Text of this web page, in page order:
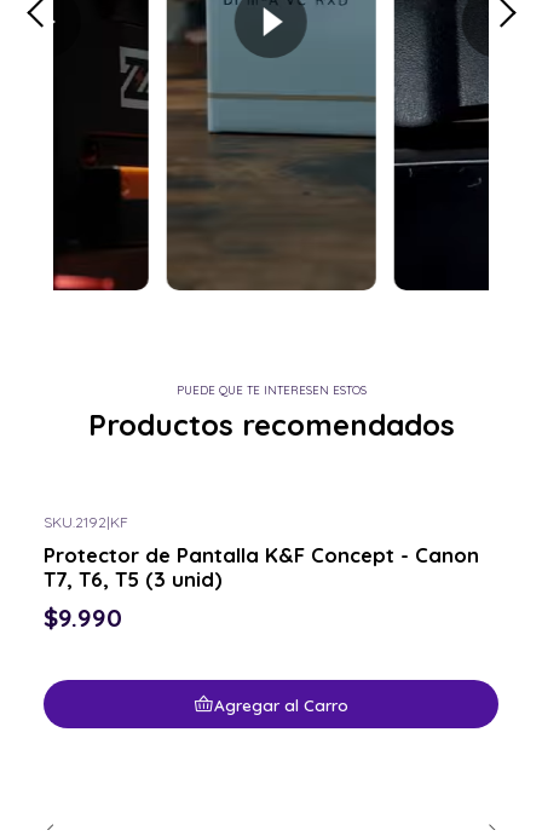
PUEDE QUE TE INTERESEN ESTOS
Productos recomendados
SKU.2192|KF
Protector de Pantalla K&F Concept - Canon
T7, T6, T5 (3 unid)
$9.990
Agregar al Carro